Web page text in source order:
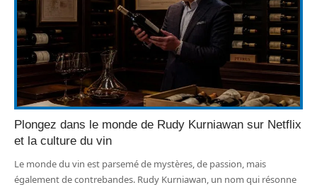
Plongez dans le monde de Rudy Kurniawan sur Netflix
et la culture du vin
Le monde du vin est parsemé de mystères, de passion, mais
également de contrebandes. Rudy Kurniawan, un nom qui résonne